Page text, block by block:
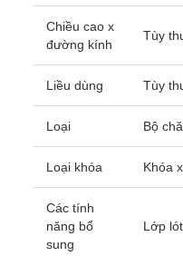
Chiều cao x
đường kính
Tùy
Liều dùng Tùy
Loại Bộ
Loại khóa Khóa
Các tính
năng bổ
sung
Lớp